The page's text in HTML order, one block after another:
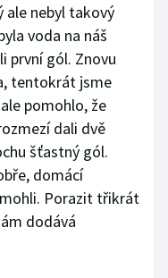
ale nebyl takový
voda na náš
první gól. Znovu
tentokrát jsme
pomohlo, že
dali dvě
šťastný gól.
domácí
Porazit třikrát
dodává